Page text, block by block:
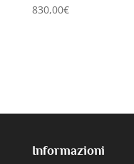
830,00€
Informazioni